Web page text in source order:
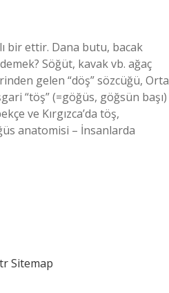
bir ettir. Dana butu, bacak
Söğüt, kavak vb. ağaç
gelen “döş” sözcüğü, Orta
“töş” (=göğüs, göğsün başı)
ve Kırgızca’da töş,
anatomisi – İnsanlarda
Sitemap